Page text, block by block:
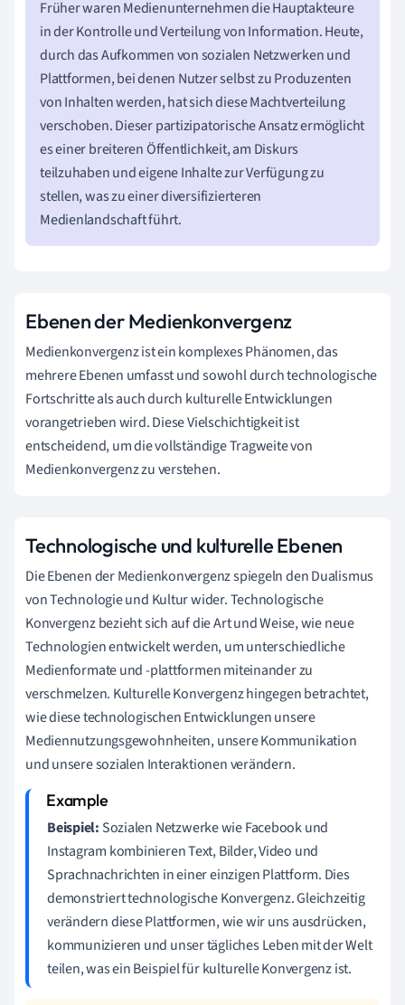
Früher waren Medienunternehmen die Hauptakteure
in der Kontrolle und Verteilung von Information. Heute,
durch das Aufkommen von sozialen Netzwerken und
Plattformen, bei denen Nutzer selbst zu Produzenten
von Inhalten werden, hat sich diese Machtverteilung
verschoben. Dieser partizipatorische Ansatz ermöglicht
es einer breiteren Öffentlichkeit, am Diskurs
teilzuhaben und eigene Inhalte zur Verfügung zu
stellen, was zu einer diversifizierteren
Medienlandschaft führt.
Ebenen der Medienkonvergenz
Medienkonvergenz ist ein komplexes Phänomen, das
mehrere Ebenen umfasst und sowohl durch technologische
Fortschritte als auch durch kulturelle Entwicklungen
vorangetrieben wird. Diese Vielschichtigkeit ist
entscheidend, um die vollständige Tragweite von
Medienkonvergenz zu verstehen.
Technologische und kulturelle Ebenen
Die Ebenen der Medienkonvergenz spiegeln den Dualismus
von Technologie und Kultur wider. Technologische
Konvergenz bezieht sich auf die Art und Weise, wie neue
Technologien entwickelt werden, um unterschiedliche
Medienformate und -plattformen miteinander zu
verschmelzen. Kulturelle Konvergenz hingegen betrachtet,
wie diese technologischen Entwicklungen unsere
Mediennutzungsgewohnheiten, unsere Kommunikation
und unsere sozialen Interaktionen verändern.
Beispiel: Sozialen Netzwerke wie Facebook und
Instagram kombinieren Text, Bilder, Video und
Sprachnachrichten in einer einzigen Plattform. Dies
demonstriert technologische Konvergenz. Gleichzeitig
verändern diese Plattformen, wie wir uns ausdrücken,
kommunizieren und unser tägliches Leben mit der Welt
teilen, was ein Beispiel für kulturelle Konvergenz ist.